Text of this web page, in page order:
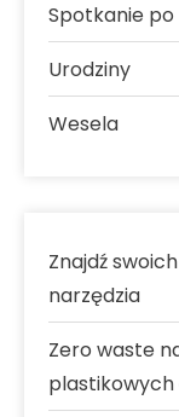
Spotkanie
Urodziny
Wesela
Znajdź
narzędzia
Zero waste